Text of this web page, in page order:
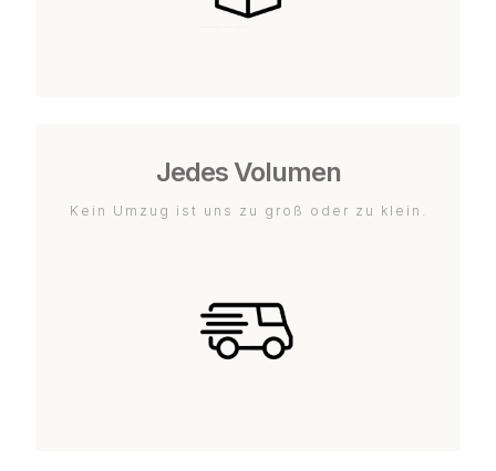
Jedes Volumen
Kein Umzug ist uns zu groß oder zu klein.